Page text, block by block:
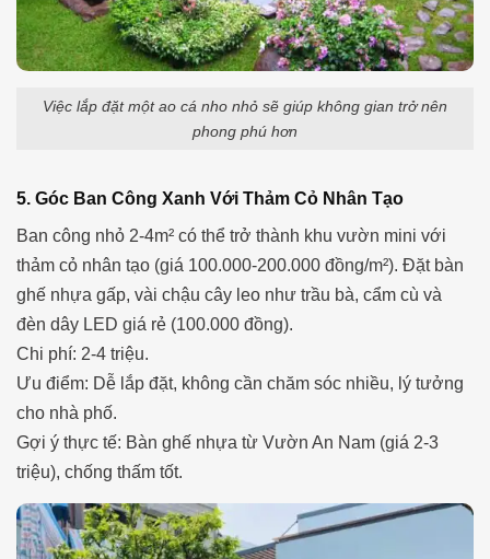
Việc lắp đặt một ao cá nho nhỏ sẽ giúp không gian trở nên
phong phú hơn
5. Góc Ban Công Xanh Với Thảm Cỏ Nhân Tạo
Ban công nhỏ 2-4m² có thể trở thành khu vườn mini với
thảm cỏ nhân tạo (giá 100.000-200.000 đồng/m²). Đặt bàn
ghế nhựa gấp, vài chậu cây leo như trầu bà, cẩm cù và
đèn dây LED giá rẻ (100.000 đồng).
Chi phí: 2-4 triệu.
Ưu điểm: Dễ lắp đặt, không cần chăm sóc nhiều, lý tưởng
cho nhà phố.
Gợi ý thực tế: Bàn ghế nhựa từ Vườn An Nam (giá 2-3
triệu), chống thấm tốt.